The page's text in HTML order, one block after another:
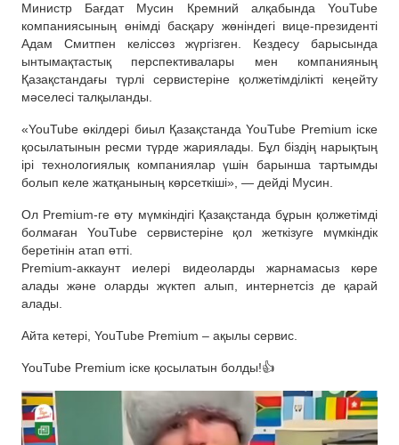
Министр Бағдат Мусин Кремний алқабында YouTube
компаниясының өнімді басқару жөніндегі вице-президенті
Адам Смитпен келіссөз жүргізген. Кездесу барысында
ынтымақтастық перспективалары мен компанияның
Қазақстандағы түрлі сервистеріне қолжетімділікті кеңейту
мәселесі талқыланды.
«YouTube өкілдері биыл Қазақстанда YouTube Premium іске
қосылатынын ресми түрде жариялады. Бұл біздің нарықтың
ірі технологиялық компаниялар үшін барынша тартымды
болып келе жатқанының көрсеткіші», — дейді Мусин.
Ол Premium-ге өту мүмкіндігі Қазақстанда бұрын қолжетімді
болмаған YouTube сервистеріне қол жеткізуге мүмкіндік
беретінін атап өтті.
Premium-аккаунт иелері видеоларды жарнамасыз көре
алады және оларды жүктеп алып, интернетсіз де қарай
алады.
Айта кетері, YouTube Premium – ақылы сервис.
YouTube Premium іске қосылатын болды!👍